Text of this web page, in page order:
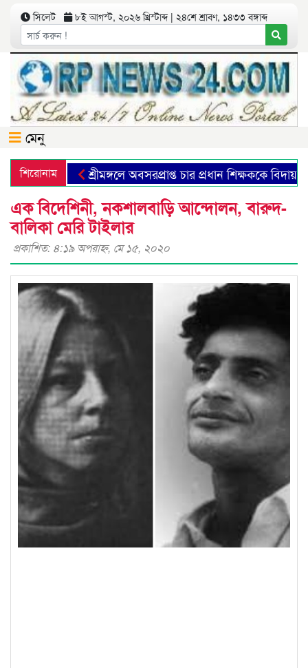
সিলেট ৮ই আগস্ট, ২০২৬ খ্রিস্টাব্দ | ২৪শে শ্রাবণ, ১৪৩৩ বঙ্গাব্দ
মেনু
শিরোনাম শ্রীমঙ্গলে অবসরপ্রাপ্ত চার প্রধান শিক্ষককে বিদায়
এক বিদেশিনী, নকশালবাড়ি আন্দোলন, বারুদ-
বালিকা মেরি টাইলার
প্রকাশিত: ৪:১৯ অপরাহ্ণ, মে ১৫, ২০২০